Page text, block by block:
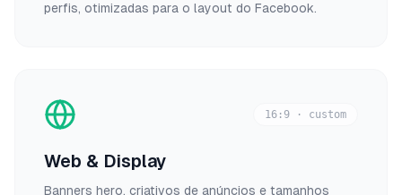
perfis, otimizadas para o layout do Facebook.
16:9 · custom
Web & Display
Banners hero, criativos de anúncios e tamanhos